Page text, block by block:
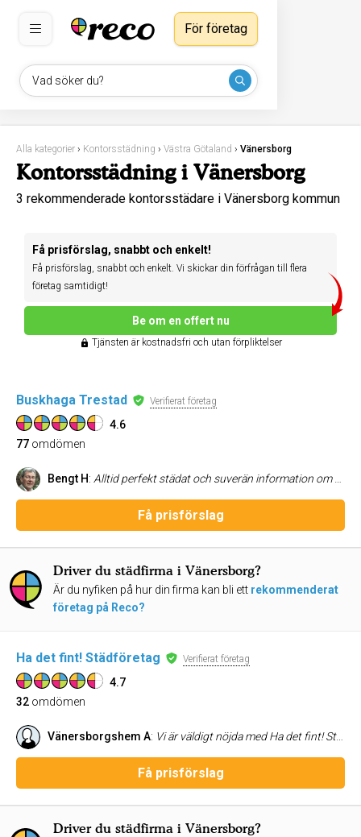
Vad söker du?
För företag
Alla kategorier › Kontorsstädning › Västra Götaland › Vänersborg
Kontorsstädning i Vänersborg
3 rekommenderade kontorsstädare i Vänersborg kommun
Få prisförslag, snabbt och enkelt!
Få prisförslag, snabbt och enkelt. Vi skickar din förfrågan till flera
företag samtidigt!
Be om en offert nu
Tjänsten är kostnadsfri och utan förpliktelser
Buskhaga Trestad Verifierat företag
4.6
77 omdömen
Bengt H: Alltid perfekt städat och suverän information om det skulle bli någon avvikelse från det överenskomna. Mycket trevlig personal.
Få prisförslag
Driver du städfirma i Vänersborg?
Är du nyfiken på hur din firma kan bli ett rekommenderat
företag på Reco?
Ha det fint! Städföretag Verifierat företag
4.7
32 omdömen
Vänersborgshem A: Vi är väldigt nöjda med Ha det fint! Städföretag. Man kan alltid lita på att resultatet blir rent, snyggt och fräscht!
Få prisförslag
Driver du städfirma i Vänersborg?